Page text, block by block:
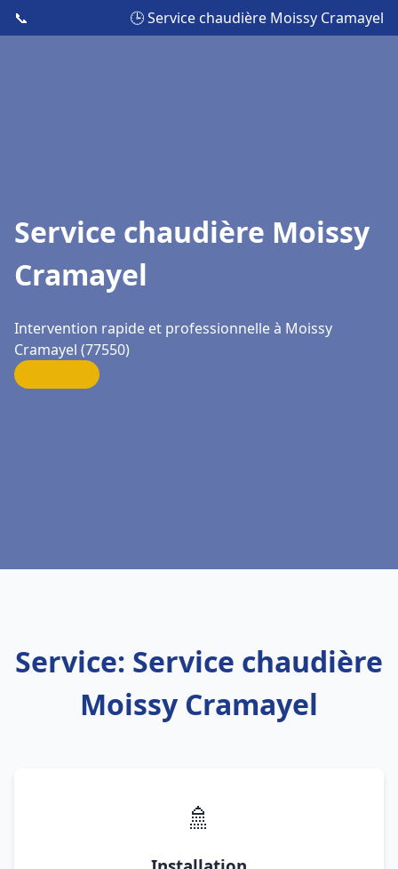
📞 🕒 Service chaudière Moissy Cramayel
Service chaudière Moissy
Cramayel
Intervention rapide et professionnelle à Moissy
Cramayel (77550)
Service: Service chaudière
Moissy Cramayel
🚿